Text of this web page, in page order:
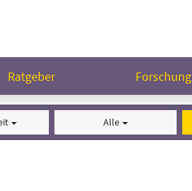
Ratgeber Forschung
Alle